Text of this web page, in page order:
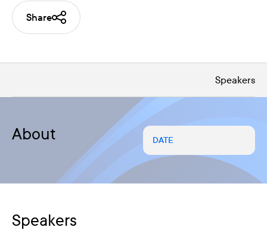
Share
Speakers
About DATE
Speakers